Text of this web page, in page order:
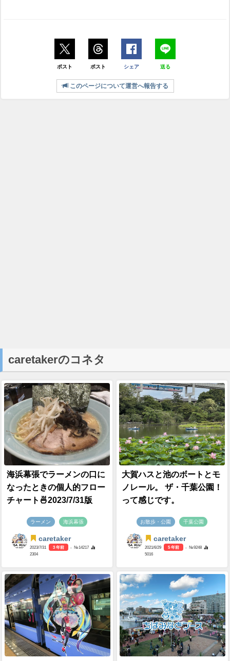
ポスト ポスト シェア 送る
このページについて運営へ報告する
caretakerのコネタ
海浜幕張でラーメンの口に
なったときの個人的フロー
チャート🍜2023/7/31版
ラーメン 海浜幕張
caretaker
2023/7/31 3 年前
- №14217
2304
大賀ハスと池のボートとモ
ノレール。 ザ・千葉公園！
って感じです。
お散歩・公園 千葉公園
caretaker
2021/6/29 5 年前
- №9248
5016